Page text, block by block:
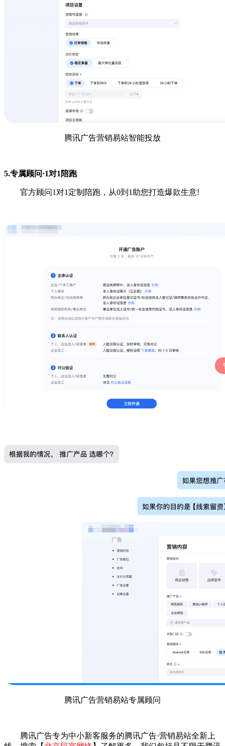
腾讯广告营销易站智能投放
5.专属顾问·1对1陪跑
官方顾问1对1定制陪跑，从0到1助您打造爆款生意!
腾讯广告营销易站专属顾问
腾讯广告专为中小新客服务的腾讯广告·营销易站全新上